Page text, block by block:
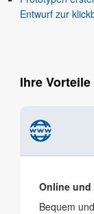
Entwurf zur
Ihre
Online und
Bequem